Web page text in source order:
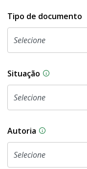
Tipo de documento
Situação Na CLDF,
Autoria As